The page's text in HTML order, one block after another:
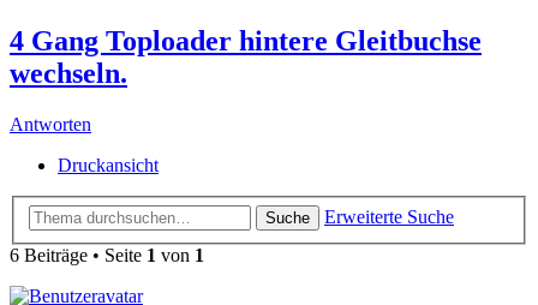
4 Gang Toploader hintere Gleitbuchse
wechseln.
Antworten
Druckansicht
Suche
Erweiterte Suche
6 Beiträge • Seite 1 von 1